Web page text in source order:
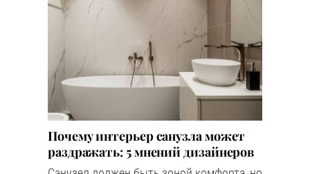
Почему интерьер санузла может
раздражать: 5 мнений дизайнеров